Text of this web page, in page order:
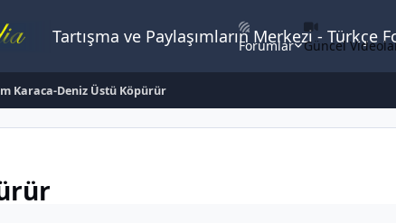
Tartışma ve Paylaşımların Merkezi -
Forumlar Güncel
Karaca-Deniz Üstü Köpürür